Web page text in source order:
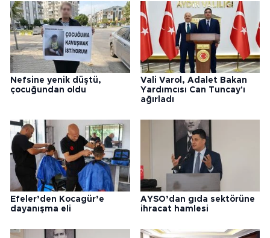
Nefsine yenik düştü,
çocuğundan oldu
Vali Varol, Adalet Bakan
Yardımcısı Can Tuncay'ı
ağırladı
Efeler’den Kocagür’e
dayanışma eli
AYSO’dan gıda sektörüne
ihracat hamlesi